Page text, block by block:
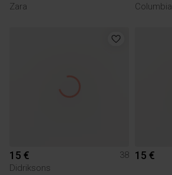
Zara
Columbia
15 €
38
Didriksons
15 €